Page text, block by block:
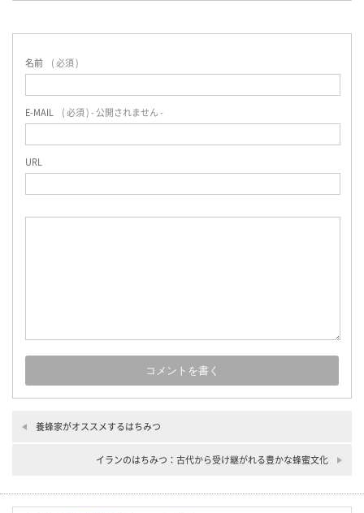
名前 ( 必須 )
E-MAIL ( 必須 ) - 公開されません -
URL
養蜂家がオススメするはちみつ
イランのはちみつ：古代から受け継がれる豊かな蜂蜜文化